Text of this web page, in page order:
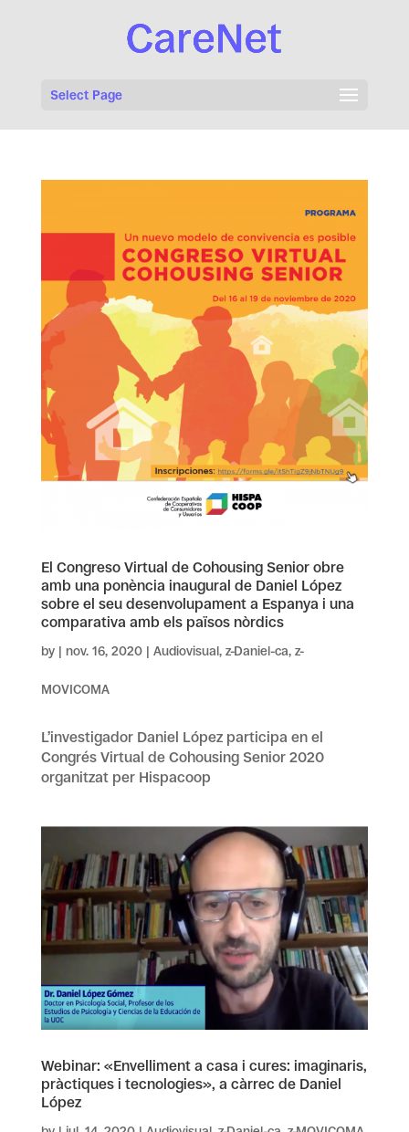
Select Page
El Congreso Virtual de Cohousing Senior obre
amb una ponència inaugural de Daniel López
sobre el seu desenvolupament a Espanya i una
comparativa amb els països nòrdics
by | nov. 16, 2020| Audiovisual, z-Daniel-ca, z-
MOVICOMA
L’investigador Daniel López participa en el
Congrés Virtual de Cohousing Senior 2020
organitzat per Hispacoop
Webinar: «Envelliment a casa i cures: imaginaris,
pràctiques i tecnologies», a càrrec de Daniel
López